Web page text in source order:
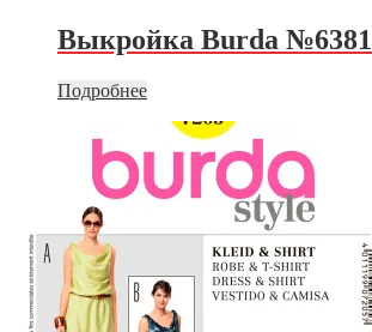
Выкройка Burda №6381
Подробнее